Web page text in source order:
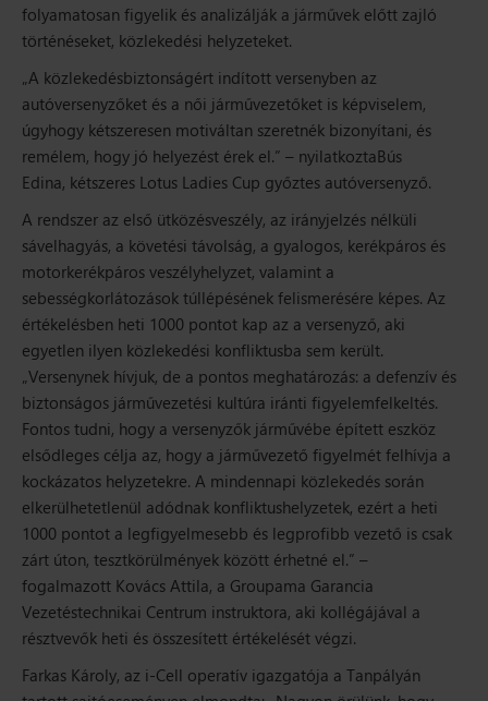
folyamatosan figyelik és analizálják a járművek előtt zajló
történéseket, közlekedési helyzeteket.
„A közlekedésbiztonságért indított versenyben az
autóversenyzőket és a női járművezetőket is képviselem,
úgyhogy kétszeresen motiváltan szeretnék bizonyítani, és
remélem, hogy jó helyezést érek el.” – nyilatkoztaBús
Edina, kétszeres Lotus Ladies Cup győztes autóversenyző.
A rendszer az első ütközésveszély, az irányjelzés nélküli
sávelhagyás, a követési távolság, a gyalogos, kerékpáros és
motorkerékpáros veszélyhelyzet, valamint a
sebességkorlátozások túllépésének felismerésére képes. Az
értékelésben heti 1000 pontot kap az a versenyző, aki
egyetlen ilyen közlekedési konfliktusba sem került.
„Versenynek hívjuk, de a pontos meghatározás: a defenzív és
biztonságos járművezetési kultúra iránti figyelemfelkeltés.
Fontos tudni, hogy a versenyzők járművébe épített eszköz
elsődleges célja az, hogy a járművezető figyelmét felhívja a
kockázatos helyzetekre. A mindennapi közlekedés során
elkerülhetetlenül adódnak konfliktushelyzetek, ezért a heti
1000 pontot a legfigyelmesebb és legprofibb vezető is csak
zárt úton, tesztkörülmények között érhetné el.” –
fogalmazott Kovács Attila, a Groupama Garancia
Vezetéstechnikai Centrum instruktora, aki kollégájával a
résztvevők heti és összesített értékelését végzi.
Farkas Károly, az i-Cell operatív igazgatója a Tanpályán